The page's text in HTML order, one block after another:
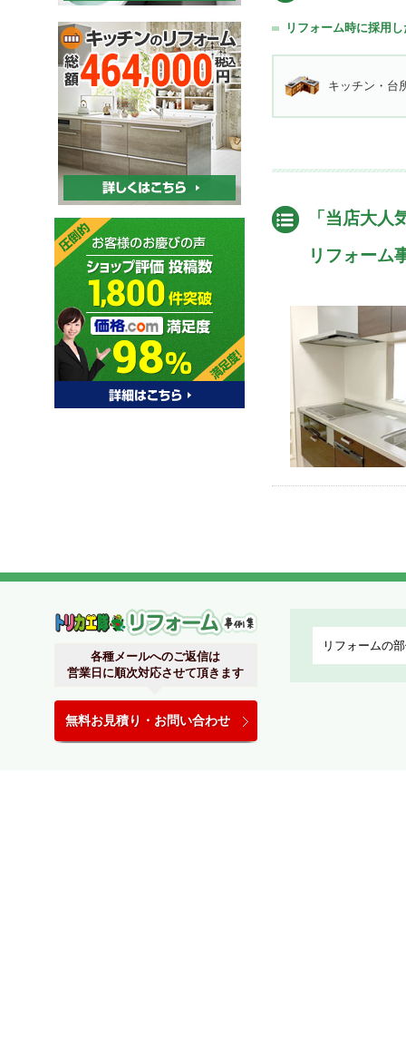
リフォーム時に採用
キッチン・台
「当店大
リフォーム
各種メールへのご返信は
営業日に順次対応させて頂きます
無料お見積り・お問い合わせ